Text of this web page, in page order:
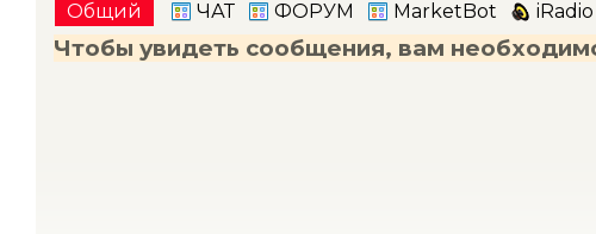
Контакты